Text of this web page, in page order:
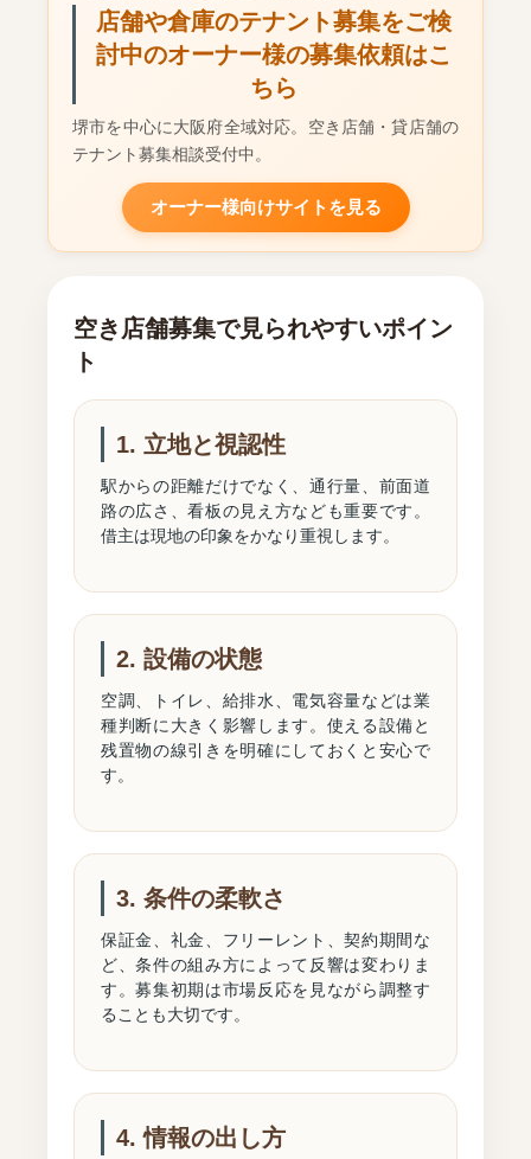
店舗や倉庫のテナント募集をご検
討中のオーナー様の募集依頼はこ
ちら
堺市を中心に大阪府全域対応。空き店舗・貸店舗の
テナント募集相談受付中。
オーナー様向けサイトを見る
空き店舗募集で見られやすいポイン
ト
1. 立地と視認性
駅からの距離だけでなく、通行量、前面道
路の広さ、看板の見え方なども重要です。
借主は現地の印象をかなり重視します。
2. 設備の状態
空調、トイレ、給排水、電気容量などは業
種判断に大きく影響します。使える設備と
残置物の線引きを明確にしておくと安心で
す。
3. 条件の柔軟さ
保証金、礼金、フリーレント、契約期間な
ど、条件の組み方によって反響は変わりま
す。募集初期は市場反応を見ながら調整す
ることも大切です。
4. 情報の出し方